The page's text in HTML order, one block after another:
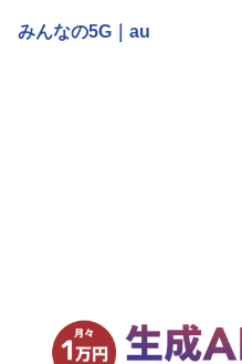
みんなの5G｜au